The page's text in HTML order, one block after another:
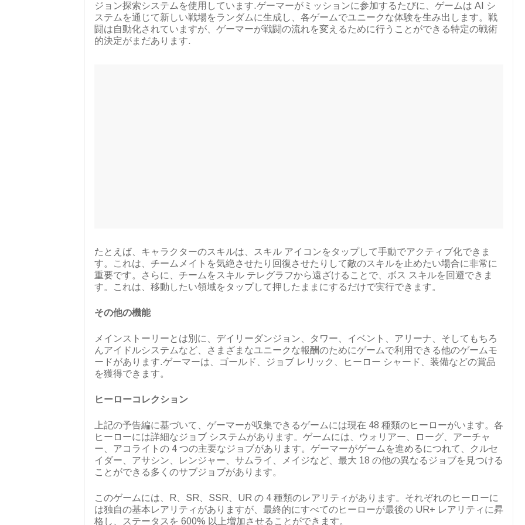
ジョン探索システムを使用しています.ゲーマーがミッションに参加するたびに、ゲームは AI シ
ステムを通じて新しい戦場をランダムに生成し、各ゲームでユニークな体験を生み出します。戦
闘は自動化されていますが、ゲーマーが戦闘の流れを変えるために行うことができる特定の戦術
的決定がまだあります.
たとえば、キャラクターのスキルは、スキル アイコンをタップして手動でアクティブ化できま
す。これは、チームメイトを気絶させたり回復させたりして敵のスキルを止めたい場合に非常に
重要です。さらに、チームをスキル テレグラフから遠ざけることで、ボス スキルを回避できま
す。これは、移動したい領域をタップして押したままにするだけで実行できます。
その他の機能
メインストーリーとは別に、デイリーダンジョン、タワー、イベント、アリーナ、そしてもちろ
んアイドルシステムなど、さまざまなユニークな報酬のためにゲームで利用できる他のゲームモ
ードがあります.ゲーマーは、ゴールド、ジョブ レリック、ヒーロー シャード、装備などの賞品
を獲得できます。
ヒーローコレクション
上記の予告編に基づいて、ゲーマーが収集できるゲームには現在 48 種類のヒーローがいます。各
ヒーローには詳細なジョブ システムがあります。ゲームには、ウォリアー、ローグ、アーチャ
ー、アコライトの 4 つの主要なジョブがあります。ゲーマーがゲームを進めるにつれて、クルセ
イダー、アサシン、レンジャー、サムライ、メイジなど、最大 18 の他の異なるジョブを見つける
ことができる多くのサブジョブがあります。
このゲームには、R、SR、SSR、UR の 4 種類のレアリティがあります。それぞれのヒーローに
は独自の基本レアリティがありますが、最終的にすべてのヒーローが最後の UR+ レアリティに昇
格し、ステータスを 600% 以上増加させることができます。